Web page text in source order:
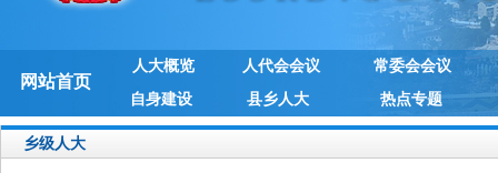
网站首页
人大概览 人代会会议
常委会会议
自身建设
县乡人大 热点专题
乡级人大